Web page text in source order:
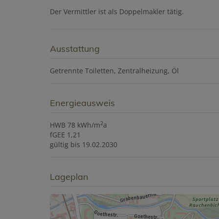
Der Vermittler ist als Doppelmakler tätig.
Ausstattung
Getrennte Toiletten Zentralheizung Öl
Energieausweis
HWB 78 kWh/m2a
fGEE 1,21
gültig bis 19.02.2030
Lageplan